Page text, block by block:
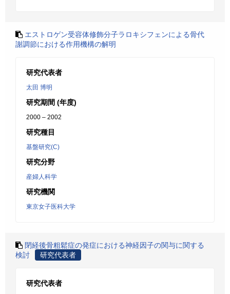
エストロゲン受容体修飾分子ラロキシフェンによる骨代
謝調節における作用機構の解明
研究代表者
太田 博明
研究期間 (年度)
2000 – 2002
研究種目
基盤研究(C)
研究分野
産婦人科学
研究機関
東京女子医科大学
閉経後骨粗鬆症の発症における神経因子の関与に関する
検討
研究代表者
研究代表者